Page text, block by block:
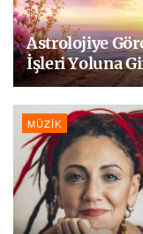
Astrolojiye
İşleri Yoluna
MÜZIK